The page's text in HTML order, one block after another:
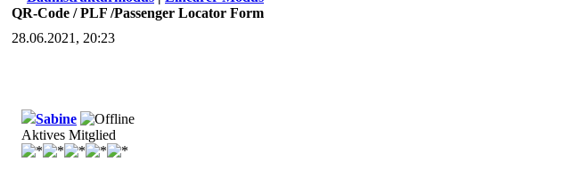
QR-Code / PLF /Passenger Locator Form
28.06.2021, 20:23
Sabine
Aktives Mitglied